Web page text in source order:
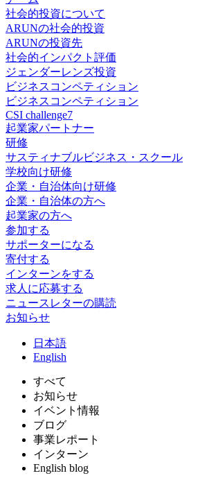
社会的投資について
ARUNの社会的投資
ARUNの投資先
社会的インパクト評価
ジェンダーレンズ投資
ビジネスコンペティション
ビジネスコンペティション
CSI challenge7
起業家パートナー
研修
サスティナブルビジネス・スクール
学校向け研修
企業・自治体向け研修
企業・自治体の方へ
起業家の方へ
参加する
サポーターになる
寄付する
インターンをする
求人に応募する
ニュースレターの購読
お知らせ
日 本語
English
すべて
お知らせ
イベント情報
ブログ
事業レポート
インターン
English blog